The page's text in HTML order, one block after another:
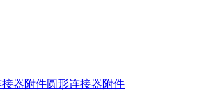
圆形连接器附件